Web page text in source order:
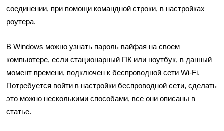
соединении, при помощи командной строки, в настройках
роутера.
В Windows можно узнать пароль вайфая на своем
компьютере, если стационарный ПК или ноутбук, в данный
момент времени, подключен к беспроводной сети Wi-Fi.
Потребуется войти в настройки беспроводной сети, сделать
это можно несколькими способами, все они описаны в
статье.